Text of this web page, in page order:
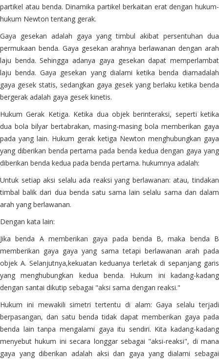
partikel atau benda. Dinamika partikel berkaitan erat dengan hukum-
hukum Newton tentang gerak.
Gaya gesekan adalah gaya yang timbul akibat persentuhan dua
permukaan benda. Gaya gesekan arahnya berlawanan dengan arah
laju benda. Sehingga adanya gaya gesekan dapat memperlambat
laju benda. Gaya gesekan yang dialami ketika benda diamadalah
gaya gesek statis, sedangkan gaya gesek yang berlaku ketika benda
bergerak adalah gaya gesek kinetis.
Hukum Gerak Ketiga. Ketika dua objek berinteraksi, seperti ketika
dua bola bilyar bertabrakan, masing-masing bola memberikan gaya
pada yang lain. Hukum gerak ketiga Newton menghubungkan gaya
yang diberikan benda pertama pada benda kedua dengan gaya yang
diberikan benda kedua pada benda pertama. hukumnya adalah:
Untuk setiap aksi selalu ada reaksi yang berlawanan: atau, tindakan
timbal balik dari dua benda satu sama lain selalu sama dan dalam
arah yang berlawanan.
Dengan kata lain:
Jika benda A memberikan gaya pada benda B, maka benda B
memberikan gaya gaya yang sama tetapi berlawanan arah pada
objek A. Selanjutnya,kekuatan keduanya terletak di sepanjang garis
yang menghubungkan kedua benda. Hukum ini kadang-kadang
dengan santai dikutip sebagai "aksi sama dengan reaksi."
Hukum ini mewakili simetri tertentu di alam: Gaya selalu terjadi
berpasangan, dan satu benda tidak dapat memberikan gaya pada
benda lain tanpa mengalami gaya itu sendiri. Kita kadang-kadang
menyebut hukum ini secara longgar sebagai "aksi-reaksi", di mana
gaya yang diberikan adalah aksi dan gaya yang dialami sebagai